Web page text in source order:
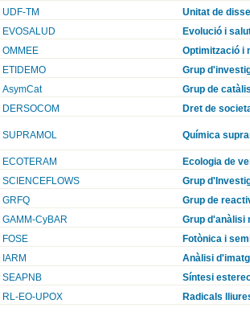
UDF-TM Unitat de
EVOSALUD Evolució i
OMMEE Optimització i
ETIDEMO Grup
AsymCat Grup de
DERSOCOM Dret de
SUPRAMOL Química
ECOTERAM Ecologia de
SCIENCEFLOWS Grup
GRFQ Grup de
GAMM-CyBAR Grup d'anàlisi
FOSE Fotònica i
IARM Anàlisi
SEAPNB Síntesi
RL-EO-UPOX Radicals